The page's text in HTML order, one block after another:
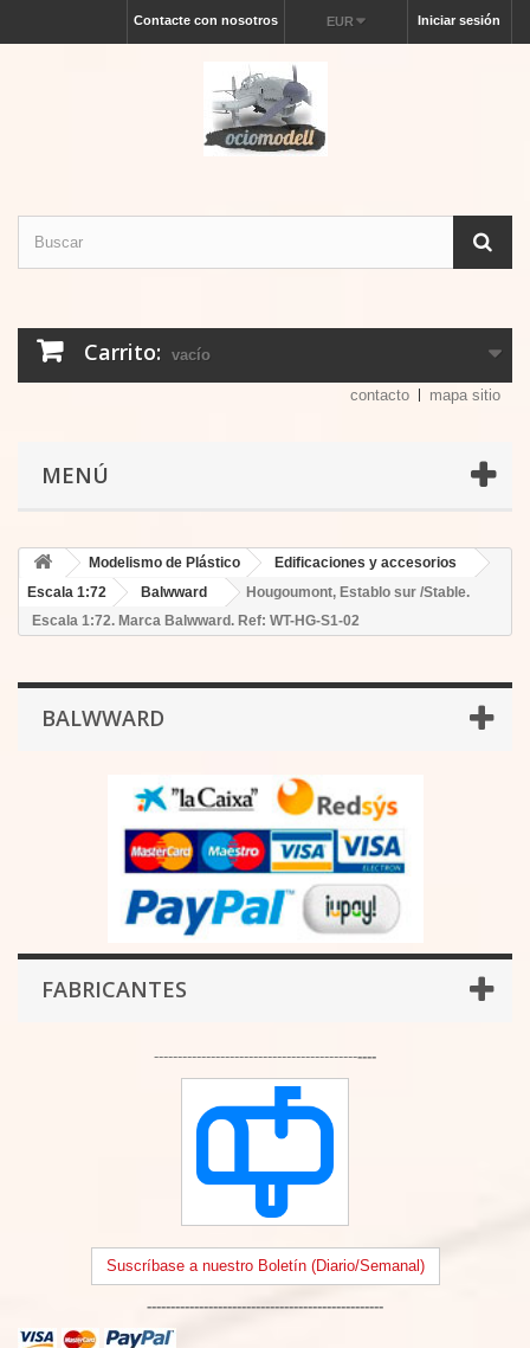
Iniciar sesión
EUR
Contacte con nosotros
Carrito: vacío
contacto mapa sitio
MENÚ
Modelismo de Plástico
Edificaciones y accesorios
Escala 1:72
Balwward
Hougoumont, Establo sur /Stable.
Escala 1:72. Marca Balwward. Ref: WT-HG-S1-02
BALWWARD
FABRICANTES
-----------------------------------------------
Suscríbase a nuestro Boletín (Diario/Semanal)
--------------------------------------------------